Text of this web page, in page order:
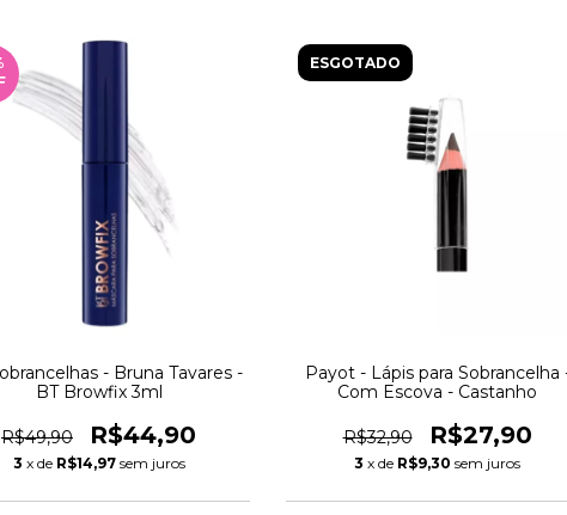
- Bruna Tavares -
BT Browfix 3ml
R$49,90 R$44,90
3 x de R$14,97 sem juros
ESGOTADO
Payot - Lápis para Sobrancelha
Com Escova - Castanho
R$32,90 R$27,90
3 x de R$9,30 sem juros